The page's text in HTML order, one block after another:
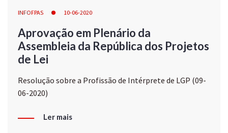
INFOFPAS 10-06-2020
Aprovação em Plenário da
Assembleia da República dos Projetos
de Lei
Resolução sobre a Profissão de Intérprete de LGP (09-
06-2020)
Ler mais